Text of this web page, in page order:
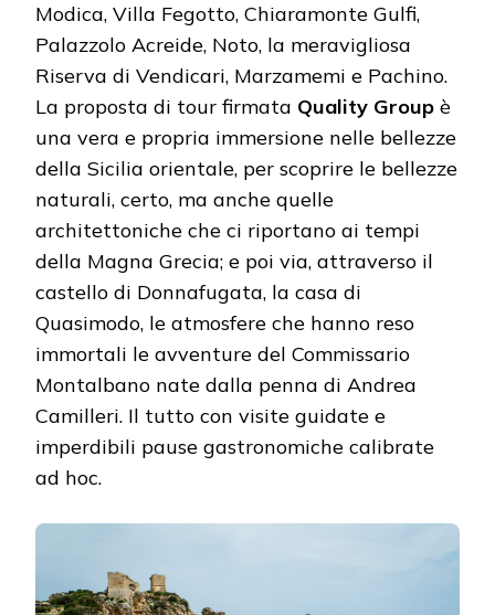
Modica, Villa Fegotto, Chiaramonte Gulfi,
Palazzolo Acreide, Noto, la meravigliosa
Riserva di Vendicari, Marzamemi e Pachino.
La proposta di tour firmata Quality Group è
una vera e propria immersione nelle bellezze
della Sicilia orientale, per scoprire le bellezze
naturali, certo, ma anche quelle
architettoniche che ci riportano ai tempi
della Magna Grecia; e poi via, attraverso il
castello di Donnafugata, la casa di
Quasimodo, le atmosfere che hanno reso
immortali le avventure del Commissario
Montalbano nate dalla penna di Andrea
Camilleri. Il tutto con visite guidate e
imperdibili pause gastronomiche calibrate
ad hoc.